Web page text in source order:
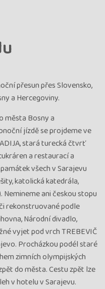
přesun přes Slovensko,
a Hercegoviny.
města Bosny a
jízdě se projdeme ve
stará turecká čtvrť
a restaurací a
všech v Sarajevu
katolická katedrála,
ani českou stopu
rekonstruované podle
Národní divadlo,
vyjet pod vrch TREBEVIČ
Procházkou podél staré
zimních olympijských
do města. Cestu zpět lze
v hotelu v Sarajevu.